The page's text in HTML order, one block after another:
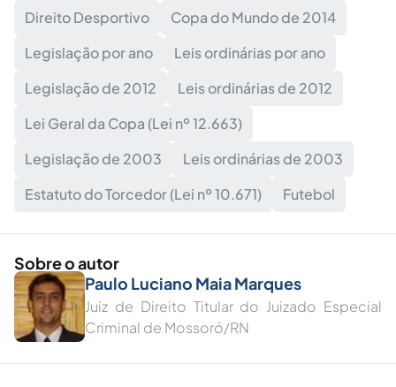
Direito Desportivo
Copa do Mundo de 2014
Legislação por ano
Leis ordinárias por ano
Legislação de 2012
Leis ordinárias de 2012
Lei Geral da Copa (Lei nº 12.663)
Legislação de 2003
Leis ordinárias de 2003
Estatuto do Torcedor (Lei nº 10.671)
Futebol
Sobre o autor
Paulo Luciano Maia Marques
Juiz de Direito Titular do Juizado Especial
Criminal de Mossoró/RN